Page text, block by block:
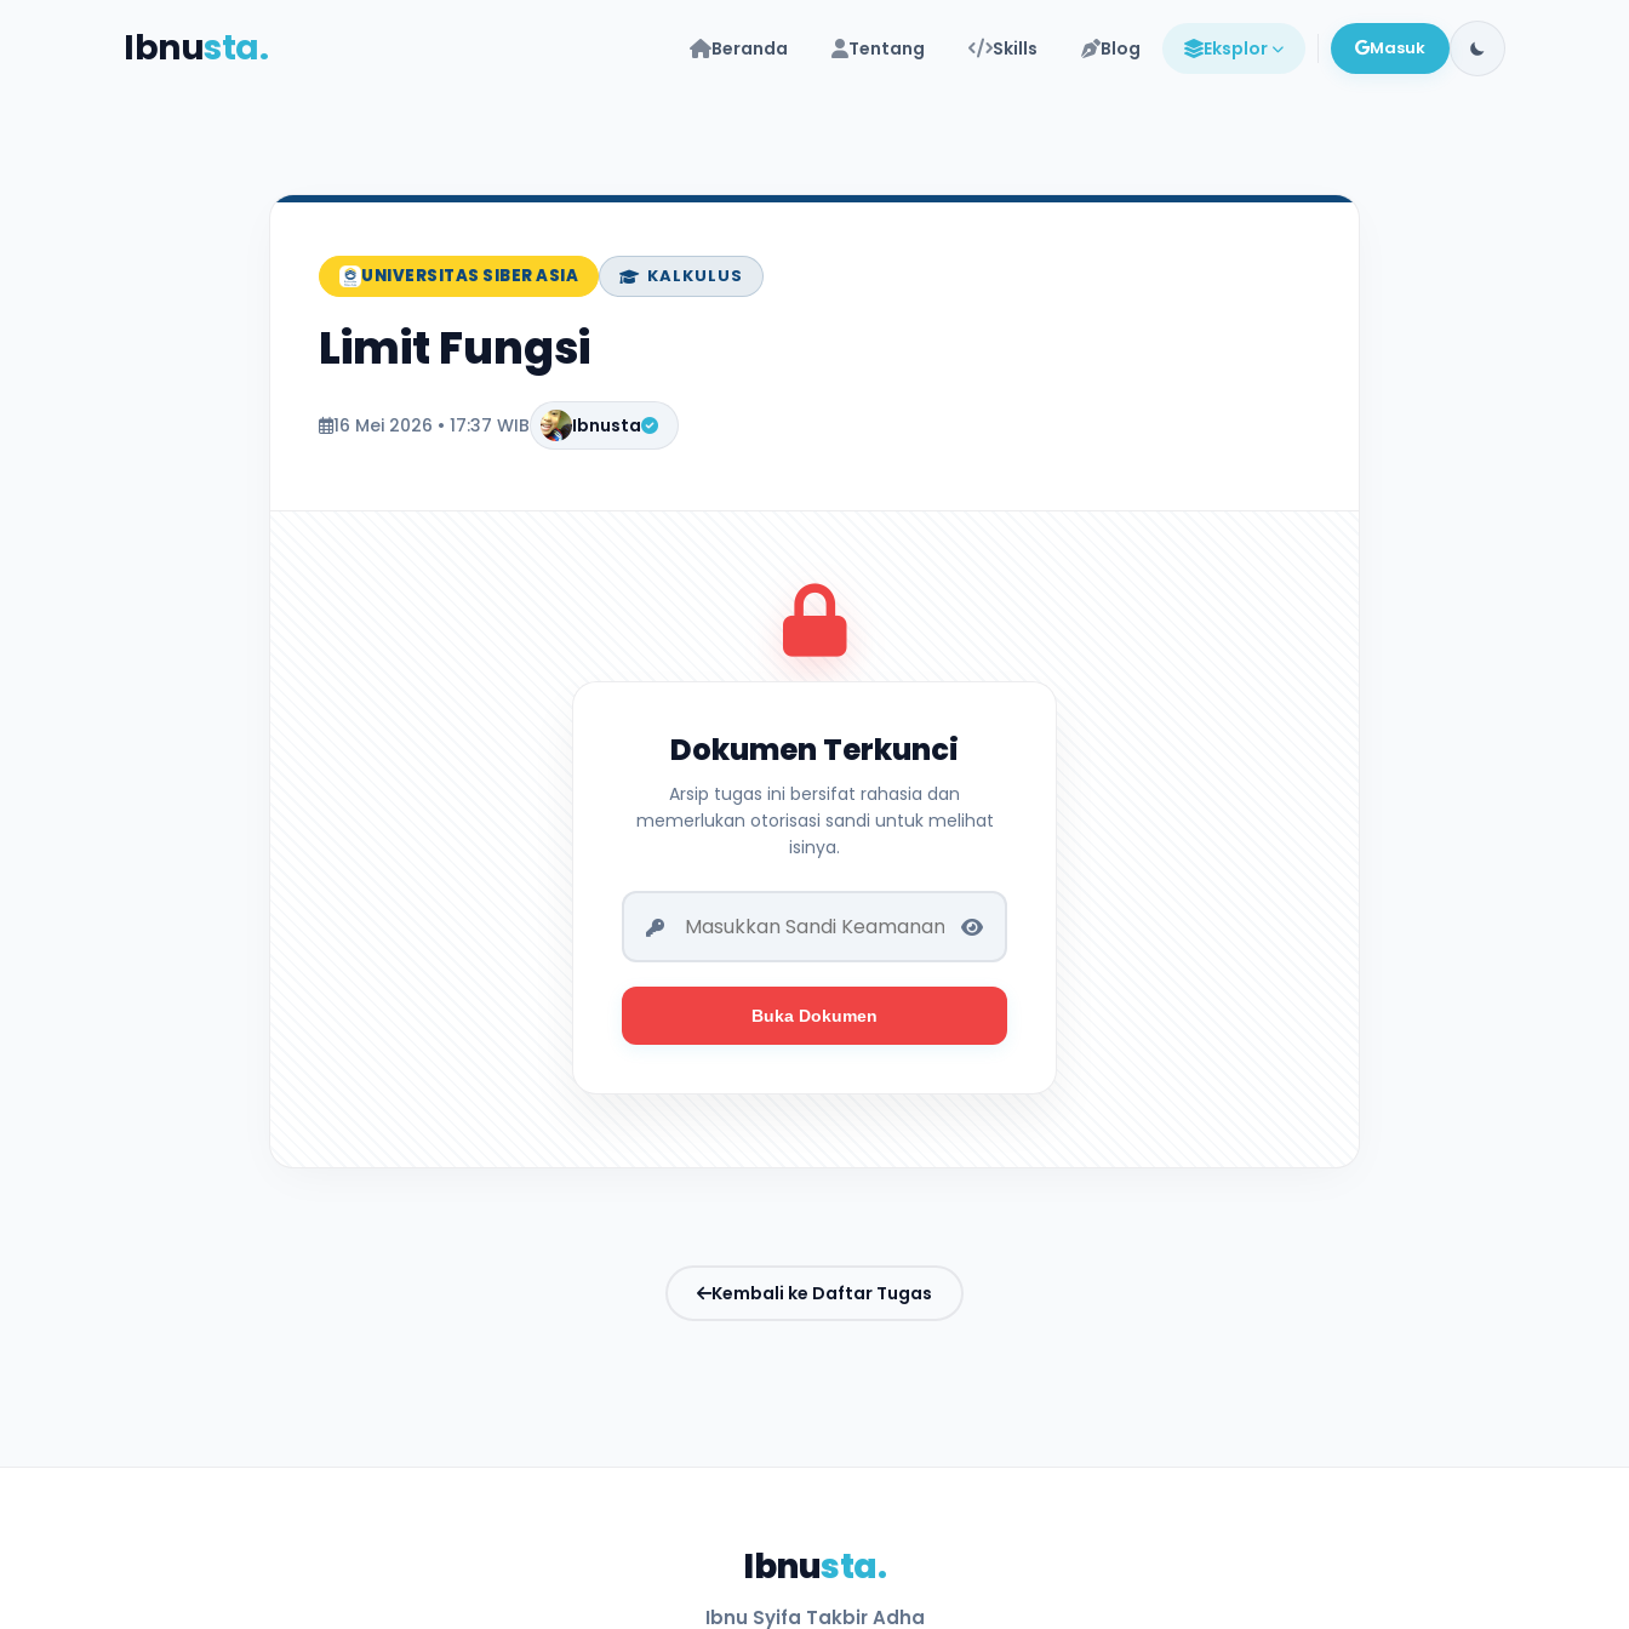
Ibnusta. Beranda Tentang Skills Blog Eksplor Masuk
UNIVERSITAS SIBER ASIA KALKULUS
Limit Fungsi
16 Mei 2026 • 17:37 WIB Ibnusta
Dokumen Terkunci
Arsip tugas ini bersifat rahasia dan
memerlukan otorisasi sandi untuk melihat
isinya.
Buka Dokumen
Kembali ke Daftar Tugas
Ibnusta.
Ibnu Syifa Takbir Adha